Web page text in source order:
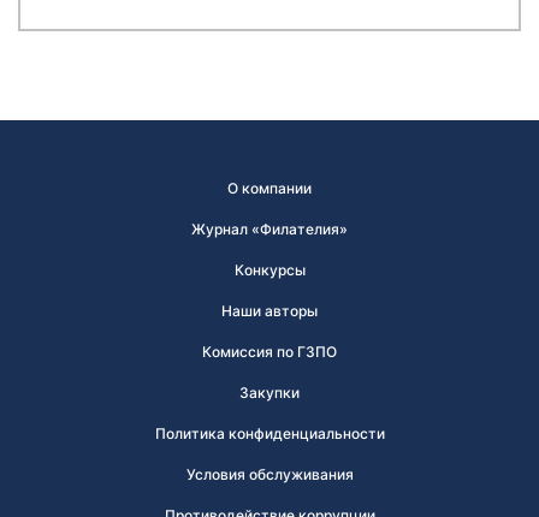
О компании
Журнал «Филателия»
Конкурсы
Наши авторы
Комиссия по ГЗПО
Закупки
Политика конфиденциальности
Условия обслуживания